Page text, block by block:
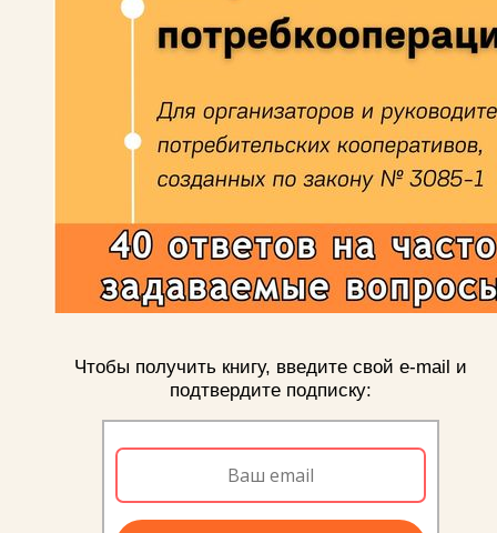
Чтобы получить книгу, введите свой e-mail и
подтвердите подписку: